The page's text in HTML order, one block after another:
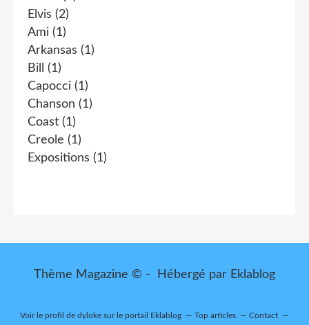
Elvis (2)
Ami (1)
Arkansas (1)
Bill
(1)
Capocci (1)
Chanson (1)
Coast (1)
Creole (1)
Expositions (1)
Thème Magazine © - Hébergé par Eklablog
Voir le profil de dyloke sur le portail Eklablog Top articles Contact